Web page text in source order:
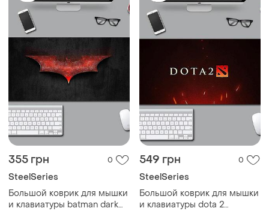
355 грн 0
SteelSeries
Большой коврик для мышки
и клавиатуры batman dark
549 грн 0
SteelSeries
Большой коврик для мышки
и клавиатуры dota 2